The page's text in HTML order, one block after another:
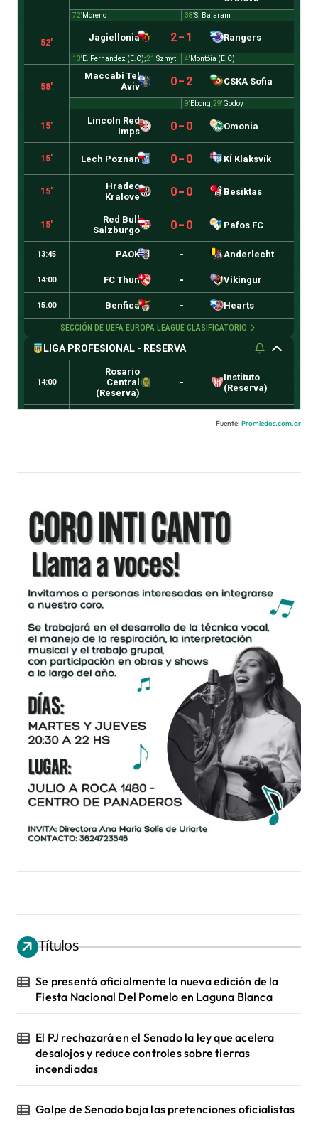
Fuente: Promiedos.com.ar
Títulos
Se presentó oficialmente la nueva edición de la
Fiesta Nacional Del Pomelo en Laguna Blanca
El PJ rechazará en el Senado la ley que acelera
desalojos y reduce controles sobre tierras
incendiadas
Golpe de Senado baja las pretenciones oficialistas